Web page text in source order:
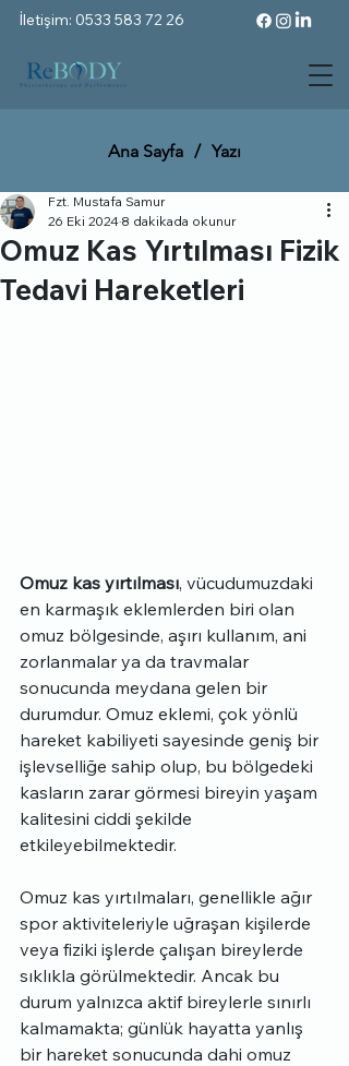
İletişim: 0533 583 72 26
Ana Sayfa / Yazı
Omuz Kas Yırtılması Fizik
Tedavi Hareketleri
Fzt. Mustafa Samur
26 Eki 2024 8 dakikada okunur
Omuz kas yırtılması, vücudumuzdaki
en karmaşık eklemlerden biri olan
omuz bölgesinde, aşırı kullanım, ani
zorlanmalar ya da travmalar
sonucunda meydana gelen bir
durumdur. Omuz eklemi, çok yönlü
hareket kabiliyeti sayesinde geniş bir
işlevselliğe sahip olup, bu bölgedeki
kasların zarar görmesi bireyin yaşam
kalitesini ciddi şekilde
etkileyebilmektedir.
Omuz kas yırtılmaları, genellikle ağır
spor aktiviteleriyle uğraşan kişilerde
veya fiziki işlerde çalışan bireylerde
sıklıkla görülmektedir. Ancak bu
durum yalnızca aktif bireylerle sınırlı
kalmamakta; günlük hayatta yanlış
bir hareket sonucunda dahi omuz